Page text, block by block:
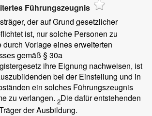
Führungszeugnis
der auf Grund gesetzlicher
ist, nur solche Personen zu
Vorlage eines erweiterten
gemäß § 30a
ihre Eignung nachweisen, ist
bei der Einstellung und in
ein solches Führungszeugnis
zu verlangen. 2Die dafür entstehenden
der Ausbildung.